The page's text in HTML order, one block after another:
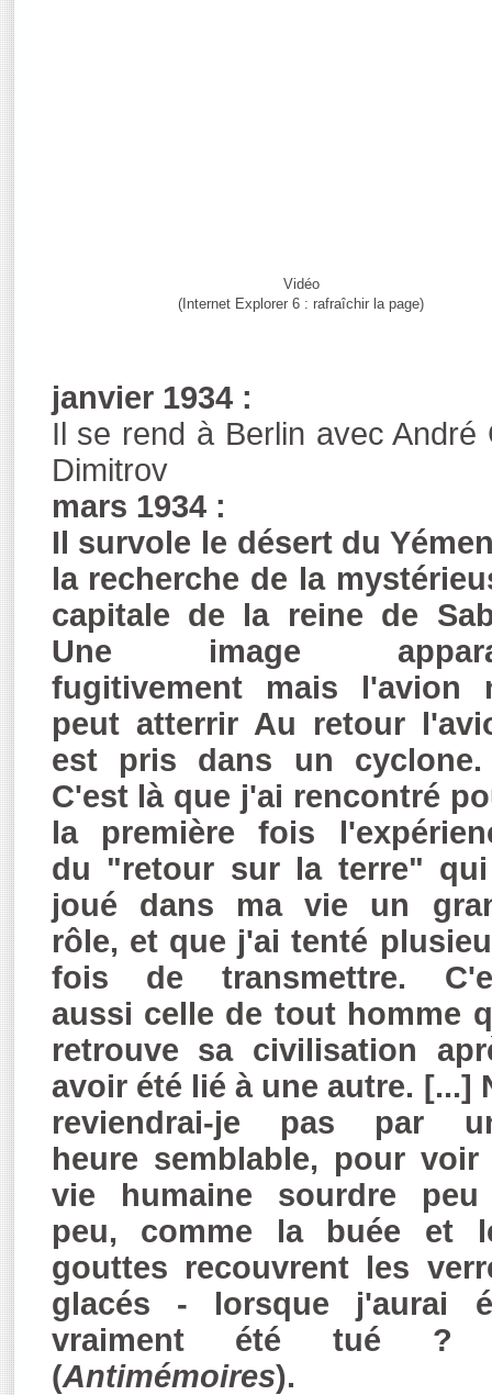
Vidéo
(Internet Explorer 6 : rafraîchir la page)
janvier 1934 :
Il se rend à Berlin avec
Dimitrov
mars 1934 :
Il survole le désert du
la recherche de la
capitale de la reine de
Une image
fugitivement mais l'avion
peut atterrir Au retour
est pris dans un
C'est là que j'ai rencontré
la première fois
du "retour sur la terre"
joué dans ma vie un
rôle, et que j'ai tenté
fois de transmettre.
aussi celle de tout homme
retrouve sa civilisation
avoir été lié à une autre. [...]
reviendrai-je pas par
heure semblable, pour voir
vie humaine sourdre
peu, comme la buée et
gouttes recouvrent les
glacés - lorsque j'aurai
vraiment été tué ?
(Antimémoires).